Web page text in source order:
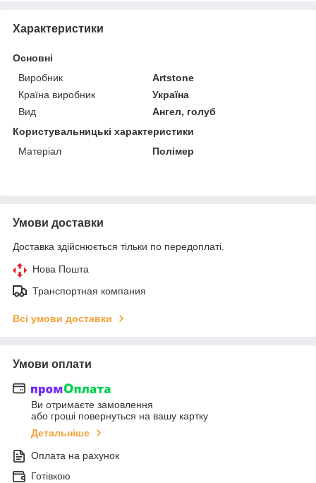
Характеристики
Основні
Виробник
Artstone
Країна виробник
Україна
Вид
Ангел, голуб
Користувальницькі характеристики
Матеріал
Полімер
Умови доставки
Доставка здійснюється тільки по передоплаті.
Нова Пошта
Транспортная компания
Всі умови доставки
Умови оплати
Ви отримаєте замовлення
або гроші повернуться на вашу картку
Детальніше
Оплата на рахунок
Готівкою